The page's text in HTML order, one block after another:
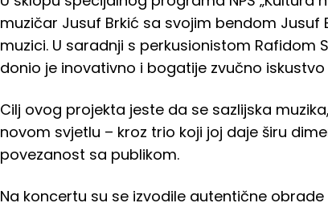
muzičar Jusuf Brkić sa svojim bendom
muzici. U saradnji s perkusionistom
donio je inovativno i bogatije zvučno
Cilj ovog projekta jeste da se sazlijska
novom svjetlu – kroz trio koji joj daje širu
povezanost sa publikom.
Na koncertu su se izvodile autentične